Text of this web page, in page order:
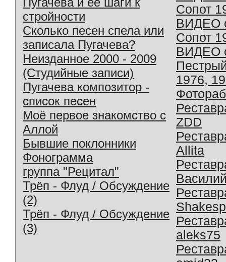
стройности
Сколько песен спела или
записала Пугачева?
Неизданное 2000 - 2009
(Студийные записи)
Пугачева композитор -
список песен
Моё первое знакомство с
Аллой
Бывшие поклонники
Фонограмма
группа "Рецитал"
Трёп - Флуд / Обсуждение
(2)
Трёп - Флуд / Обсуждение
(3)
Сопот
ВИДЕО
Сопот
ВИДЕО
1976,
ZDD
Allita
aleks75